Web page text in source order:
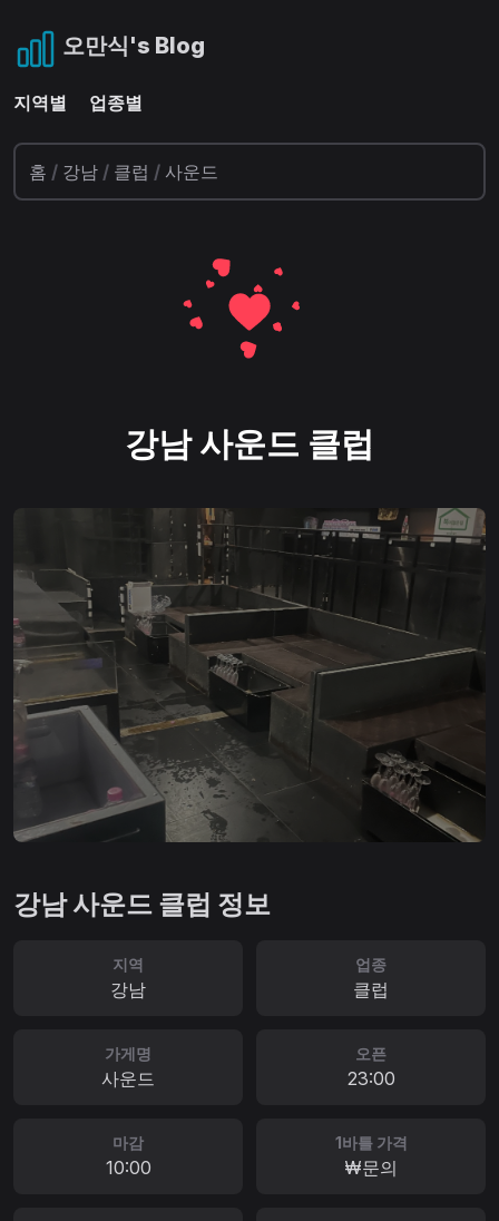
오만식's Blog
지역별 업종별
홈 / 강남 / 클럽 / 사운드
강남 사운드 클럽
강남 사운드 클럽 정보
지역
강남
업종
클럽
가게명
사운드
오픈
23:00
마감
10:00
1바틀 가격
₩문의